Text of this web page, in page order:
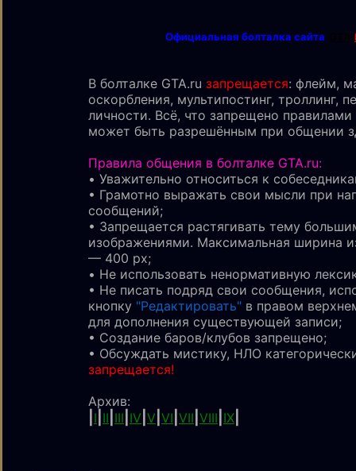
Официальная болталка сайта
В болталке GTA.ru запрещается: флейм,
оскорбления, мультипостинг, троллинг,
личности. Всё, что запрещено
может быть разрешённым при общении
Правила общения в болталке GTA.ru:
• Уважительно относиться к
• Грамотно выражать свои мысли при
сообщений;
• Запрещается растягивать тему
изображениями. Maксимальная ширина
— 400 px;
• Не использовать ненормативную
• Не писать подряд свои сообщения,
кнопку "Редактировать" в правом
для дополнения существующей записи;
• Создание баров/клубов запрещено;
• Обсуждать мистику, НЛО
запрещается!
Архив:
I II III IV V VI VII VIII IX